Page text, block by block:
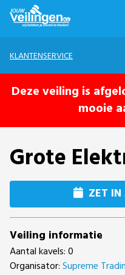
KLANTENSERVICE
Deze veiling is
mooie
Grote
ZET
Veiling informatie
Aantal kavels: 0
Organisator:Supreme